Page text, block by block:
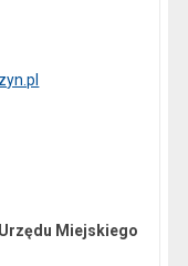
Miejskiego